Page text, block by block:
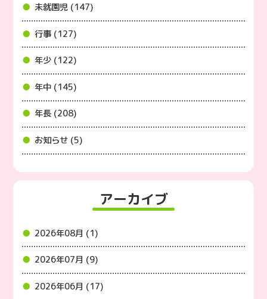
未就園児 (147)
行事 (127)
年少 (122)
年中 (145)
年長 (208)
お知らせ (5)
アーカイブ
2026年08月 (1)
2026年07月 (9)
2026年06月 (17)